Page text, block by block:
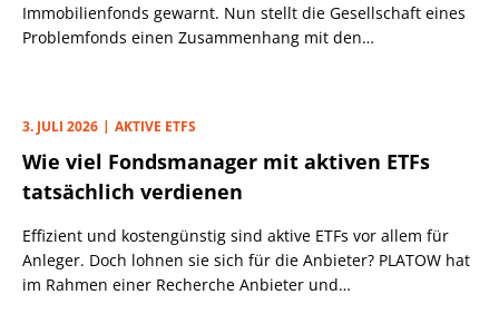
Immobilienfonds gewarnt. Nun stellt die Gesellschaft eines
Problemfonds einen Zusammenhang mit den
3. JULI 2026 AKTIVE ETFS
Wie viel Fondsmanager mit aktiven ETFs
tatsächlich verdienen
Effizient und kostengünstig sind aktive ETFs vor allem für
Anleger. Doch lohnen sie sich für die Anbieter? PLATOW hat
im Rahmen einer Recherche Anbieter und